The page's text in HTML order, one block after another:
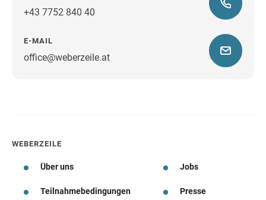
+43 7752 840 40
E-MAIL
office@weberzeile.atWegbeschreibung
WEBERZEILE
Über uns Jobs
Teilnahmebedingungen Presse